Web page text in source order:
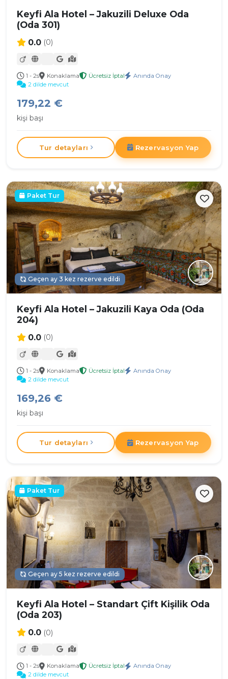
Keyfi Ala Hotel – Jakuzili Deluxe Oda
(Oda 301)
0.0 (0)
1 - 2s Konaklama Ücretsiz İptal
Anında Onay
2 dilde mevcut
179,22 €
kişi başı
Tur detayları Rezervasyon Yap
Paket Tur
Geçen ay 3 kez rezerve edildi
Keyfi Ala Hotel – Jakuzili Kaya Oda (Oda
204)
0.0 (0)
1 - 2s Konaklama Ücretsiz İptal
Anında Onay
2 dilde mevcut
169,26 €
kişi başı
Tur detayları Rezervasyon Yap
Paket Tur
Geçen ay 5 kez rezerve edildi
Keyfi Ala Hotel – Standart Çift Kişilik Oda
(Oda 203)
0.0 (0)
1 - 2s Konaklama Ücretsiz İptal
Anında Onay
2 dilde mevcut